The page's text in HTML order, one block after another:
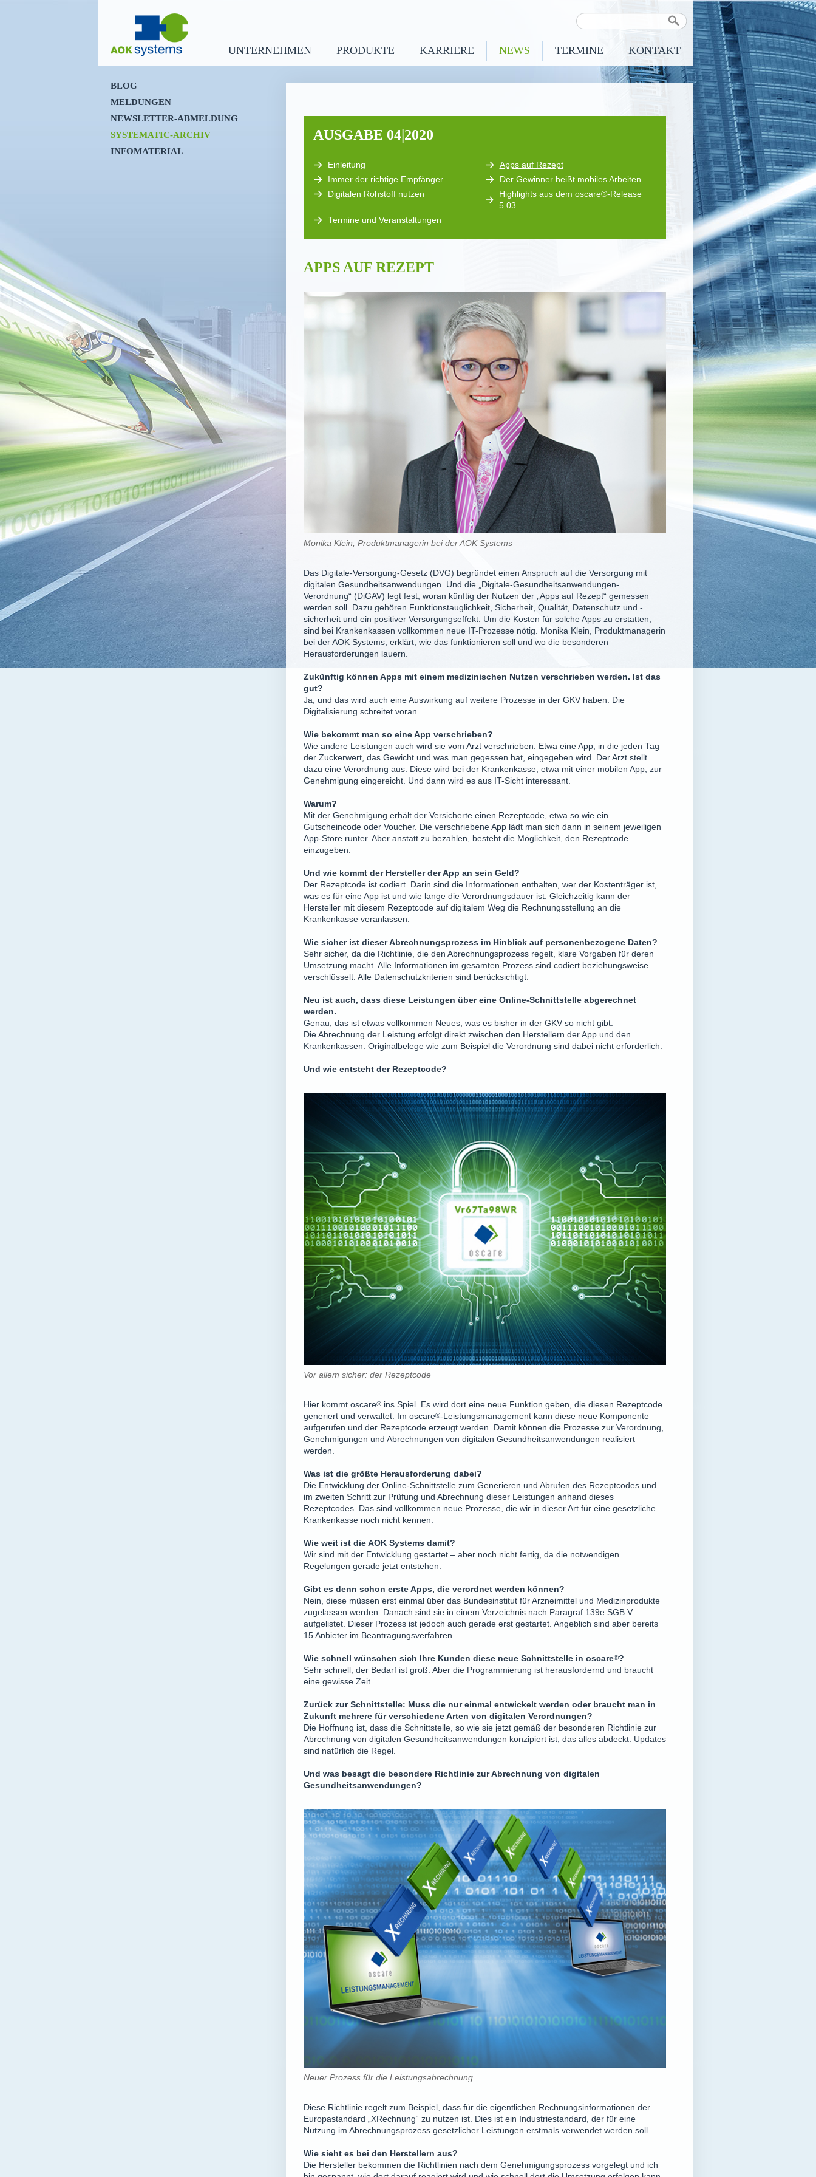
UNTERNEHMEN PRODUKTE KARRIERE NEWS TERMINE KONTAKT
AUSGABE 04|2020
Einleitung
Apps auf Rezept
Immer der richtige Empfänger
Der Gewinner heißt mobiles Arbeiten
Digitalen Rohstoff nutzen
Highlights aus dem oscare®-Release
5.03
Termine und Veranstaltungen
APPS AUF REZEPT
Monika Klein, Produktmanagerin bei der AOK Systems
Das Digitale-Versorgung-Gesetz (DVG) begründet einen Anspruch auf die Versorgung mit
digitalen Gesundheitsanwendungen. Und die „Digitale-Gesundheitsanwendungen-
Verordnung“ (DiGAV) legt fest, woran künftig der Nutzen der „Apps auf Rezept“ gemessen
werden soll. Dazu gehören Funktionstauglichkeit, Sicherheit, Qualität, Datenschutz und -
sicherheit und ein positiver Versorgungseffekt. Um die Kosten für solche Apps zu erstatten,
sind bei Krankenkassen vollkommen neue IT-Prozesse nötig. Monika Klein, Produktmanagerin
bei der AOK Systems, erklärt, wie das funktionieren soll und wo die besonderen
Herausforderungen lauern.
Zukünftig können Apps mit einem medizinischen Nutzen verschrieben werden. Ist das
gut?
Ja, und das wird auch eine Auswirkung auf weitere Prozesse in der GKV haben. Die
Digitalisierung schreitet voran.
Wie bekommt man so eine App verschrieben?
Wie andere Leistungen auch wird sie vom Arzt verschrieben. Etwa eine App, in die jeden Tag
der Zuckerwert, das Gewicht und was man gegessen hat, eingegeben wird. Der Arzt stellt
dazu eine Verordnung aus. Diese wird bei der Krankenkasse, etwa mit einer mobilen App, zur
Genehmigung eingereicht. Und dann wird es aus IT-Sicht interessant.
Warum?
Mit der Genehmigung erhält der Versicherte einen Rezeptcode, etwa so wie ein
Gutscheincode oder Voucher. Die verschriebene App lädt man sich dann in seinem jeweiligen
App-Store runter. Aber anstatt zu bezahlen, besteht die Möglichkeit, den Rezeptcode
einzugeben.
Und wie kommt der Hersteller der App an sein Geld?
Der Rezeptcode ist codiert. Darin sind die Informationen enthalten, wer der Kostenträger ist,
was es für eine App ist und wie lange die Verordnungsdauer ist. Gleichzeitig kann der
Hersteller mit diesem Rezeptcode auf digitalem Weg die Rechnungsstellung an die
Krankenkasse veranlassen.
Wie sicher ist dieser Abrechnungsprozess im Hinblick auf personenbezogene Daten?
Sehr sicher, da die Richtlinie, die den Abrechnungsprozess regelt, klare Vorgaben für deren
Umsetzung macht. Alle Informationen im gesamten Prozess sind codiert beziehungsweise
verschlüsselt. Alle Datenschutzkriterien sind berücksichtigt.
Neu ist auch, dass diese Leistungen über eine Online-Schnittstelle abgerechnet
werden.
Genau, das ist etwas vollkommen Neues, was es bisher in der GKV so nicht gibt.
Die Abrechnung der Leistung erfolgt direkt zwischen den Herstellern der App und den
Krankenkassen. Originalbelege wie zum Beispiel die Verordnung sind dabei nicht erforderlich.
Und wie entsteht der Rezeptcode?
Vor allem sicher: der Rezeptcode
Hier kommt oscare® ins Spiel. Es wird dort eine neue Funktion geben, die diesen Rezeptcode
generiert und verwaltet. Im oscare®-Leistungsmanagement kann diese neue Komponente
aufgerufen und der Rezeptcode erzeugt werden. Damit können die Prozesse zur Verordnung,
Genehmigungen und Abrechnungen von digitalen Gesundheitsanwendungen realisiert
werden.
Was ist die größte Herausforderung dabei?
Die Entwicklung der Online-Schnittstelle zum Generieren und Abrufen des Rezeptcodes und
im zweiten Schritt zur Prüfung und Abrechnung dieser Leistungen anhand dieses
Rezeptcodes. Das sind vollkommen neue Prozesse, die wir in dieser Art für eine gesetzliche
Krankenkasse noch nicht kennen.
Wie weit ist die AOK Systems damit?
Wir sind mit der Entwicklung gestartet – aber noch nicht fertig, da die notwendigen
Regelungen gerade jetzt entstehen.
Gibt es denn schon erste Apps, die verordnet werden können?
Nein, diese müssen erst einmal über das Bundesinstitut für Arzneimittel und Medizinprodukte
zugelassen werden. Danach sind sie in einem Verzeichnis nach Paragraf 139e SGB V
aufgelistet. Dieser Prozess ist jedoch auch gerade erst gestartet. Angeblich sind aber bereits
15 Anbieter im Beantragungsverfahren.
Wie schnell wünschen sich Ihre Kunden diese neue Schnittstelle in oscare®?
Sehr schnell, der Bedarf ist groß. Aber die Programmierung ist herausfordernd und braucht
eine gewisse Zeit.
Zurück zur Schnittstelle: Muss die nur einmal entwickelt werden oder braucht man in
Zukunft mehrere für verschiedene Arten von digitalen Verordnungen?
Die Hoffnung ist, dass die Schnittstelle, so wie sie jetzt gemäß der besonderen Richtlinie zur
Abrechnung von digitalen Gesundheitsanwendungen konzipiert ist, das alles abdeckt. Updates
sind natürlich die Regel.
Und was besagt die besondere Richtlinie zur Abrechnung von digitalen
Gesundheitsanwendungen?
Neuer Prozess für die Leistungsabrechnung
Diese Richtlinie regelt zum Beispiel, dass für die eigentlichen Rechnungsinformationen der
Europastandard „XRechnung“ zu nutzen ist. Dies ist ein Industriestandard, der für eine
Nutzung im Abrechnungsprozess gesetzlicher Leistungen erstmals verwendet werden soll.
Wie sieht es bei den Herstellern aus?
Die Hersteller bekommen die Richtlinien nach dem Genehmigungsprozess vorgelegt und ich
BLOG
MELDUNGEN
NEWSLETTER-ABMELDUNG
SYSTEMATIC-ARCHIV
INFOMATERIAL